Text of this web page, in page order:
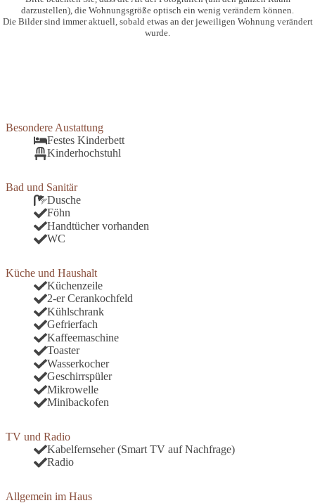
darzustellen), die Wohnungsgröße optisch ein wenig verändern können.
Die Bilder sind immer aktuell, sobald etwas an der jeweiligen Wohnung verändert
wurde.
Besondere Austattung
Festes Kinderbett
Kinderhochstuhl
Bad und Sanitär
Dusche
Föhn
Handtücher vorhanden
WC
Küche und Haushalt
Küchenzeile
2-er Cerankochfeld
Kühlschrank
Gefrierfach
Kaffeemaschine
Toaster
Wasserkocher
Geschirrspüler
Mikrowelle
Minibackofen
TV und Radio
Kabelfernseher (Smart TV auf Nachfrage)
Radio
Allgemein im Haus